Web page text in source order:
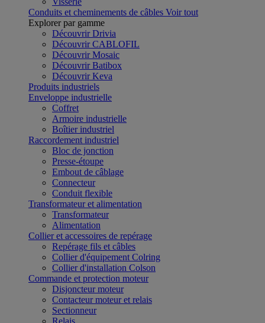
Conduits et cheminements de câbles Voir tout
Explorer par gamme
Découvrir Drivia
Découvrir CABLOFIL
Découvrir Mosaic
Découvrir Batibox
Découvrir Keva
Produits industriels
Enveloppe industrielle
Coffret
Armoire industrielle
Boîtier industriel
Raccordement industriel
Bloc de jonction
Presse-étoupe
Embout de câblage
Connecteur
Conduit flexible
Transformateur et alimentation
Transformateur
Alimentation
Collier et accessoires de repérage
Repérage fils et câbles
Collier d'équipement Colring
Collier d'installation Colson
Commande et protection moteur
Disjoncteur moteur
Contacteur moteur et relais
Sectionneur
Relais